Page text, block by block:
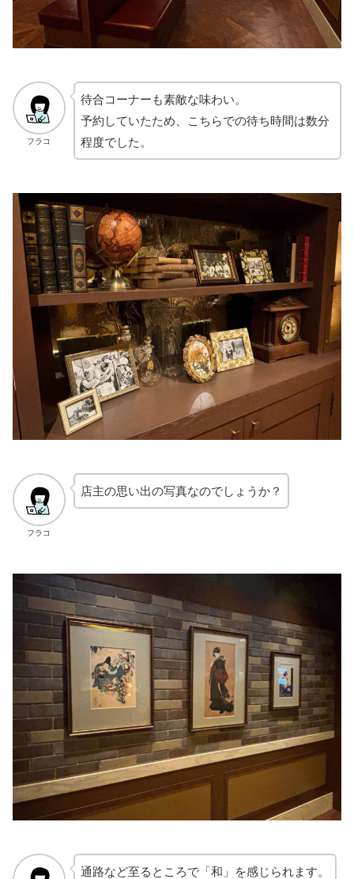
フラコ
待合コーナーも素敵な味わい。
予約していたため、こちらでの待ち時間は数分
程度でした。
フラコ
店主の思い出の写真なのでしょうか？
通路など至るところで「和」を感じられます。